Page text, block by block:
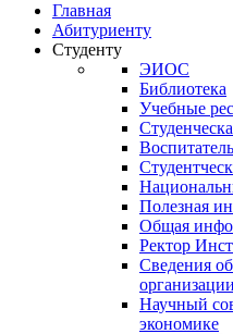
Главная
Абитуриенту
Студенту
ЭИОС
Библиотека
Учебные
Полезная
Общая
Ректор
Сведения
организации
Научный
экономике